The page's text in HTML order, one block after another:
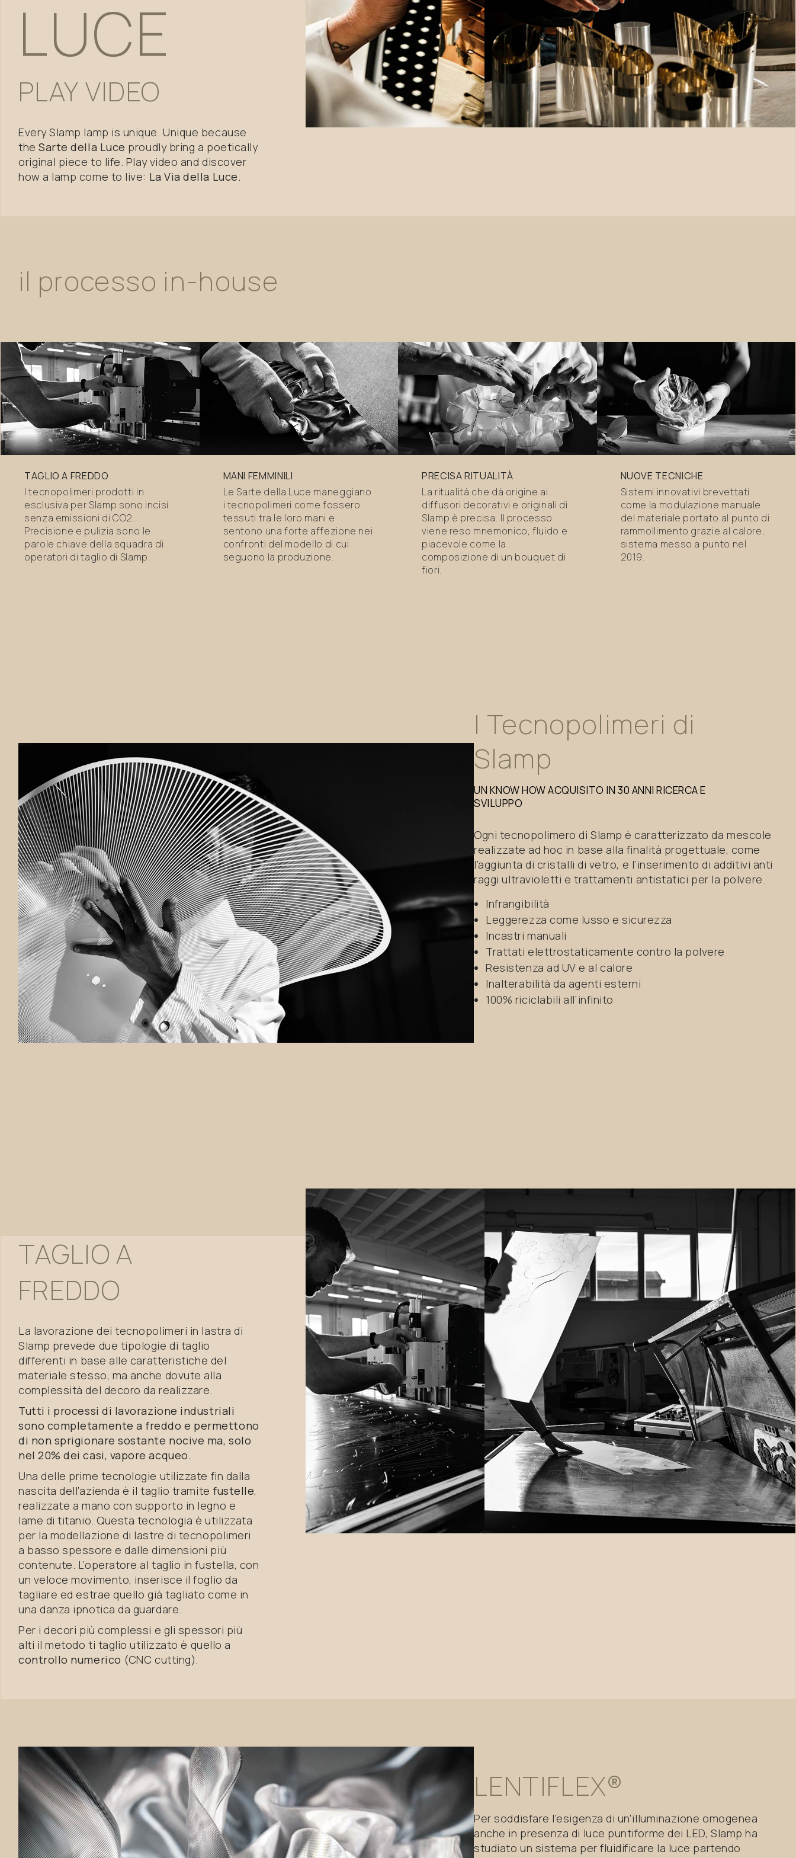
LUCE
PLAYVIDEO
Every Slamp lamp is unique. Unique because
the Sarte della Luce proudly bring a poetically
original piece to life. Play video and discover
how a lamp come to live: La Via della Luce.
il processo in-house
TAGLIO A FREDDO
I tecnopolimeri prodotti in
esclusiva per Slamp sono incisi
senza emissioni di CO2.
Precisione e pulizia sono le
parole chiave della squadra di
operatori di taglio di Slamp.
MANI FEMMINILI
Le Sarte della Luce maneggiano
i tecnopolimeri come fossero
tessuti tra le loro mani e
sentono una forte affezione nei
confronti del modello di cui
seguono la produzione.
PRECISA RITUALITÀ
La ritualità che dà origine ai
diffusori decorativi e originali di
Slamp è precisa. Il processo
viene reso mnemonico, fluido e
piacevole come la
composizione di un bouquet di
fiori.
NUOVE TECNICHE
Sistemi innovativi brevettati
come la modulazione manuale
del materiale portato al punto di
rammollimento grazie al calore,
sistema messo a punto nel
2019.
I Tecnopolimeri di
Slamp
UN KNOWHOWACQUISITO IN 30 ANNI RICERCAE
SVILUPPO
Ogni tecnopolimero di Slamp è caratterizzato da mescole
realizzate ad hoc in base alla finalità progettuale, come
l’aggiunta di cristalli di vetro, e l’inserimento di additivi anti
raggi ultravioletti e trattamenti antistatici per la polvere.
Infrangibilità
Leggerezza come lusso e sicurezza
Incastri manuali
Trattati elettrostaticamente contro la polvere
Resistenza ad UV e al calore
Inalterabilità da agenti esterni
100% riciclabili all’infinito
TAGLIO A
FREDDO
La lavorazione dei tecnopolimeri in lastra di
Slamp prevede due tipologie di taglio
differenti in base alle caratteristiche del
materiale stesso, ma anche dovute alla
complessità del decoro da realizzare.
Tutti i processi di lavorazione industriali
sono completamente a freddo e permettono
di non sprigionare sostante nocive ma, solo
nel 20% dei casi, vapore acqueo.
Una delle prime tecnologie utilizzate fin dalla
nascita dell’azienda è il taglio tramite fustelle,
realizzate a mano con supporto in legno e
lame di titanio. Questa tecnologia è utilizzata
per la modellazione di lastre di tecnopolimeri
a basso spessore e dalle dimensioni più
contenute. L’operatore al taglio in fustella, con
un veloce movimento, inserisce il foglio da
tagliare ed estrae quello già tagliato come in
una danza ipnotica da guardare.
Per i decori più complessi e gli spessori più
alti il metodo ti taglio utilizzato è quello a
controllo numerico (CNC cutting).
LENTIFLEX®
Per soddisfare l’esigenza di un’illuminazione omogenea
anche in presenza di luce puntiforme dei LED, Slamp ha
studiato un sistema per fluidificare la luce partendo